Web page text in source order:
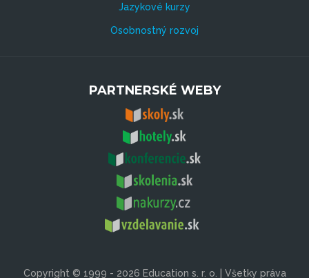
Jazykové kurzy
Osobnostný rozvoj
PARTNERSKÉ WEBY
Copyright © 1999 - 2026 Education s. r. o. | Všetky práva